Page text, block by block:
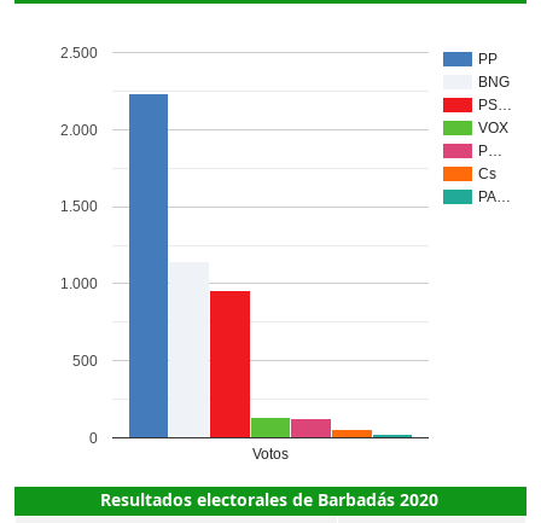
PP
BNG
PS…
VOX
P…
Cs
PA…
Votos
0
500
1.000
1.500
2.000
2.500
Resultados electorales de Barbadás 2020